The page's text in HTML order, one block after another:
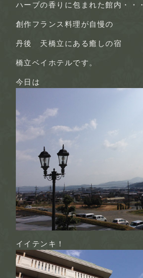
ハーブの香りに包まれた館内・・・
創作フランス料理が自慢の
丹後 天橋立にある癒しの宿
橋立ベイホテルです。
今日は
イイテンキ！